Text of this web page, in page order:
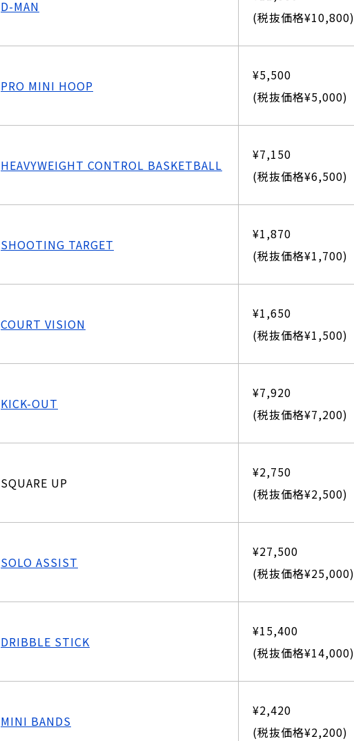
D-MAN
(税抜価格¥10,800)
PRO MINI HOOP
¥5,500
(税抜価格¥5,000)
HEAVYWEIGHT CONTROL BASKETBALL
¥7,150
(税抜価格¥6,500)
SHOOTING TARGET
¥1,870
(税抜価格¥1,700)
COURT VISION
¥1,650
(税抜価格¥1,500)
KICK-OUT
¥7,920
(税抜価格¥7,200)
SQUARE UP
¥2,750
(税抜価格¥2,500)
SOLO ASSIST
¥27,500
(税抜価格¥25,000)
DRIBBLE STICK
¥15,400
(税抜価格¥14,000)
MINI BANDS
¥2,420
(税抜価格¥2,200)